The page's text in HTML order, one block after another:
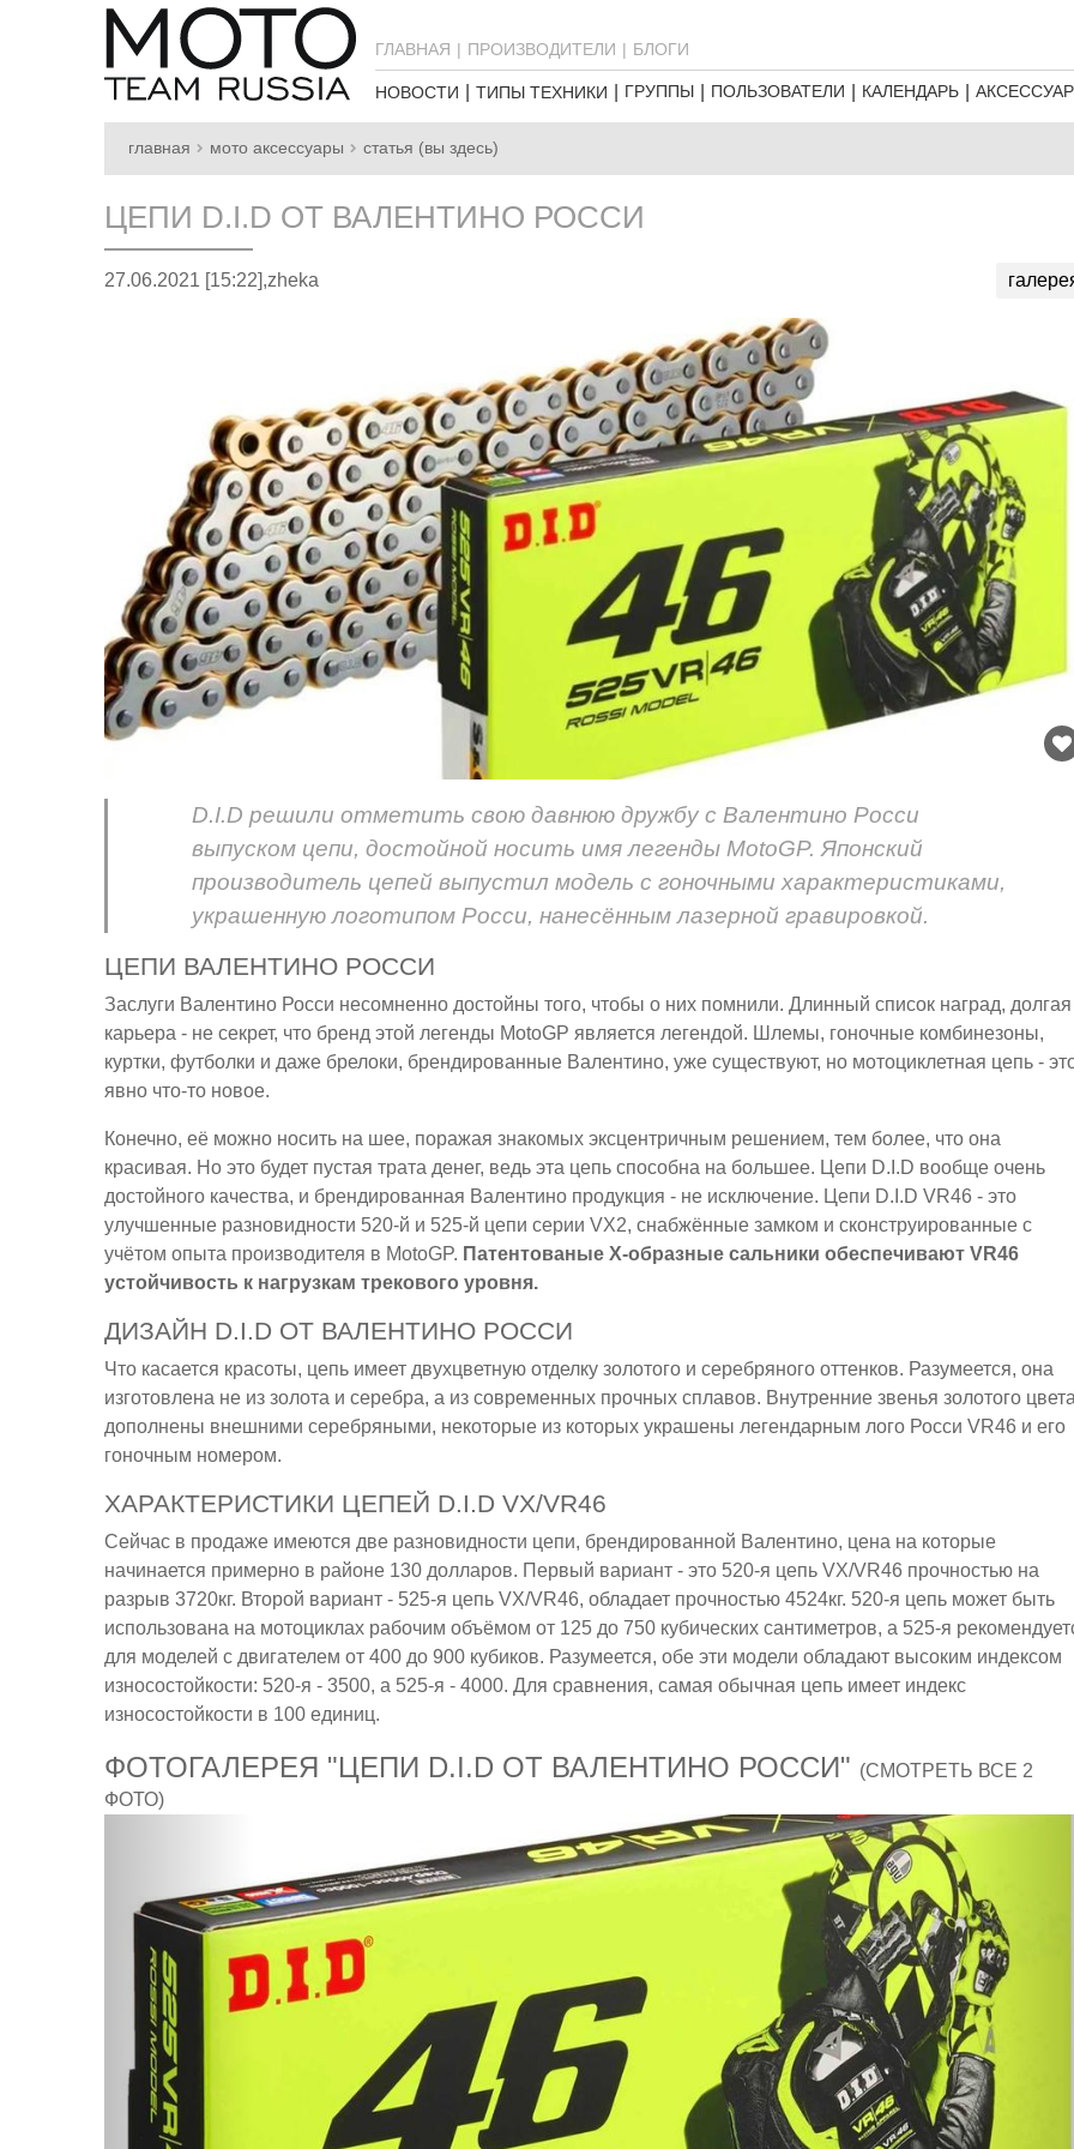
ГЛАВНАЯ ПРОИЗВОДИТЕЛИ БЛОГИ
НОВОСТИ ТИПЫ ТЕХНИКИ ГРУППЫ ПОЛЬЗОВАТЕЛИ КАЛЕНДАРЬ
главная мото аксессуары статья (вы здесь)
ЦЕПИ D.I.D ОТ ВАЛЕНТИНО РОССИ
27.06.2021 [15:22],zheka
D.I.D решили отметить свою давнюю дружбу с Валентино Росси
выпуском цепи, достойной носить имя легенды MotoGP. Японский
производитель цепей выпустил модель с гоночными характеристиками,
украшенную логотипом Росси, нанесённым лазерной гравировкой.
ЦЕПИ ВАЛЕНТИНО РОССИ
Заслуги Валентино Росси несомненно достойны того, чтобы о них помнили. Длинный список наград, долгая
карьера - не секрет, что бренд этой легенды MotoGP является легендой. Шлемы, гоночные комбинезоны,
куртки, футболки и даже брелоки, брендированные Валентино, уже существуют, но мотоциклетная цепь -
явно что-то новое.
Конечно, её можно носить на шее, поражая знакомых эксцентричным решением, тем более, что она
красивая. Но это будет пустая трата денег, ведь эта цепь способна на большее. Цепи D.I.D вообще очень
достойного качества, и брендированная Валентино продукция - не исключение. Цепи D.I.D VR46 - это
улучшенные разновидности 520-й и 525-й цепи серии VX2, снабжённые замком и сконструированные с
учётом опыта производителя в MotoGP. Патентованые X-образные сальники обеспечивают VR46
устойчивость к нагрузкам трекового уровня.
ДИЗАЙН D.I.D ОТ ВАЛЕНТИНО РОССИ
Что касается красоты, цепь имеет двухцветную отделку золотого и серебряного оттенков. Разумеется, она
изготовлена не из золота и серебра, а из современных прочных сплавов. Внутренние звенья золотого цвета
дополнены внешними серебряными, некоторые из которых украшены легендарным лого Росси VR46 и его
гоночным номером.
ХАРАКТЕРИСТИКИ ЦЕПЕЙ D.I.D VX/VR46
Сейчас в продаже имеются две разновидности цепи, брендированной Валентино, цена на которые
начинается примерно в районе 130 долларов. Первый вариант - это 520-я цепь VX/VR46 прочностью на
разрыв 3720кг. Второй вариант - 525-я цепь VX/VR46, обладает прочностью 4524кг. 520-я цепь может быть
использована на мотоциклах рабочим объёмом от 125 до 750 кубических сантиметров, а 525-я
для моделей с двигателем от 400 до 900 кубиков. Разумеется, обе эти модели обладают высоким индексом
износостойкости: 520-я - 3500, а 525-я - 4000. Для сравнения, самая обычная цепь имеет индекс
износостойкости в 100 единиц.
ФОТОГАЛЕРЕЯ "ЦЕПИ D.I.D ОТ ВАЛЕНТИНО РОССИ" (СМОТРЕТЬ ВСЕ 2
ФОТО)